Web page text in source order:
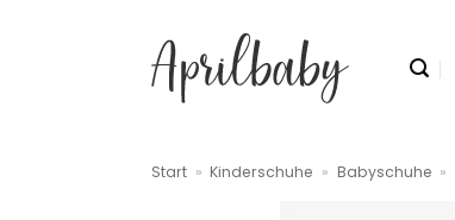
Start » Kinderschuhe » Babyschuhe »